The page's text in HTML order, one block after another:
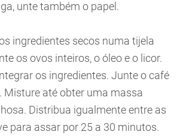
unte também o papel.
ingredientes secos numa tijela
os ovos inteiros, o óleo e o licor.
os ingredientes. Junte o café
Misture até obter uma massa
Distribua igualmente entre as
para assar por 25 a 30 minutos.